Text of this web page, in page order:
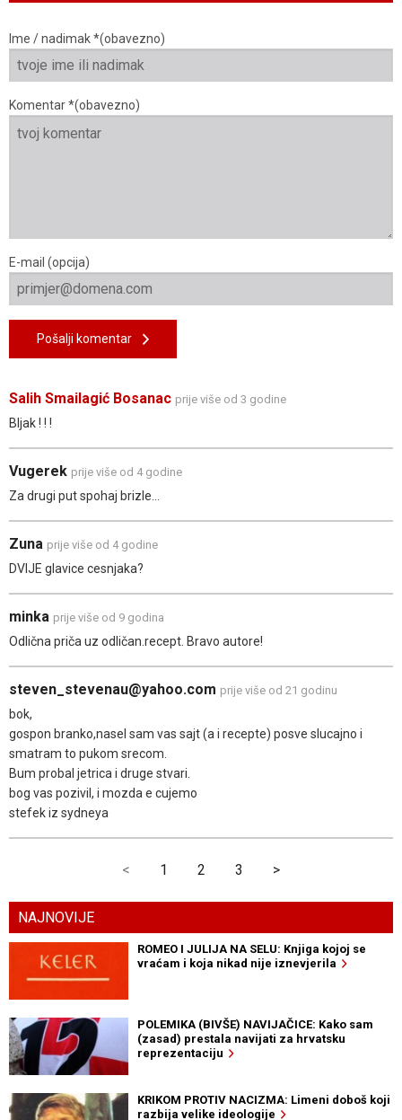
Ime / nadimak *(obavezno)
Komentar *(obavezno)
E-mail (opcija)
Pošalji komentar
Salih Smailagić Bosanac prije više od 3 godine
Bljak ! ! !
Vugerek prije više od 4 godine
Za drugi put spohaj brizle...
Zuna prije više od 4 godine
DVIJE glavice cesnjaka?
minka prije više od 9 godina
Odlična priča uz odličan.recept. Bravo autore!
steven_stevenau@yahoo.com prije više od 21 godinu
bok,
gospon branko,nasel sam vas sajt (a i recepte) posve slucajno i
smatram to pukom srecom.
Bum probal jetrica i druge stvari.
bog vas pozivil, i mozda e cujemo
stefek iz sydneya
< 1 2 3 >
NAJNOVIJE
ROMEO I JULIJA NA SELU: Knjiga kojoj se
vraćam i koja nikad nije iznevjerila
POLEMIKA (BIVŠE) NAVIJAČICE: Kako sam
(zasad) prestala navijati za hrvatsku
reprezentaciju
KRIKOM PROTIV NACIZMA: Limeni doboš koji
razbija velike ideologije